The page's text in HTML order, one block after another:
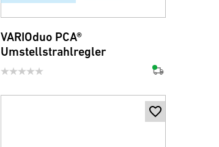
VARIOduo PCA®
Umstellstrahlregler